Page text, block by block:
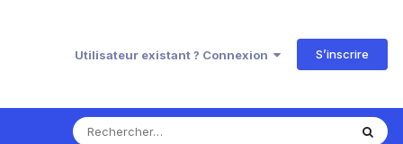
Utilisateur existant ? Connexion S’inscrire